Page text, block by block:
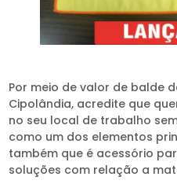
Por meio de valor de balde
Cipolândia, acredite que
no seu local de trabalho
como um dos elementos
também que é acessório
soluções com relação a